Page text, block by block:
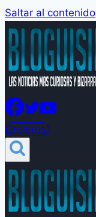
Saltar al contenido
Groleros!